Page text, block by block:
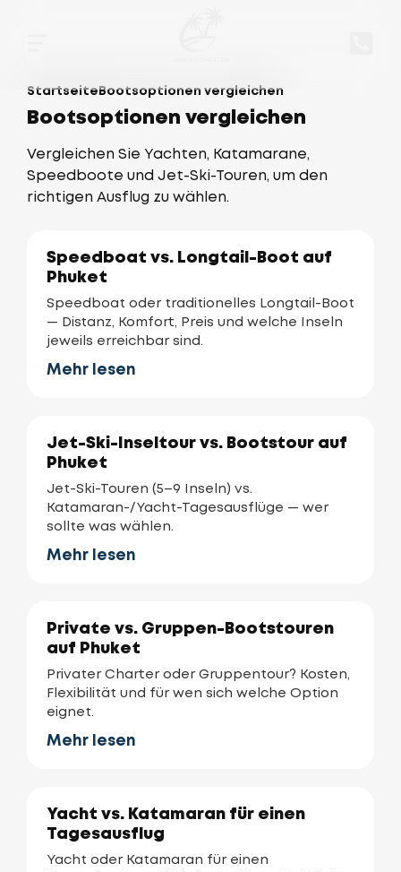
StartseiteBootsoptionen vergleichen
Bootsoptionen vergleichen
Vergleichen Sie Yachten, Katamarane,
Speedboote und Jet-Ski-Touren, um den
richtigen Ausflug zu wählen.
Speedboat vs. Longtail-Boot auf
Phuket
Speedboat oder traditionelles Longtail-Boot
— Distanz, Komfort, Preis und welche Inseln
jeweils erreichbar sind.
Mehr lesen
Jet-Ski-Inseltour vs. Bootstour auf
Phuket
Jet-Ski-Touren (5–9 Inseln) vs.
Katamaran-/Yacht-Tagesausflüge — wer
sollte was wählen.
Mehr lesen
Private vs. Gruppen-Bootstouren
auf Phuket
Privater Charter oder Gruppentour? Kosten,
Flexibilität und für wen sich welche Option
eignet.
Mehr lesen
Yacht vs. Katamaran für einen
Tagesausflug
Yacht oder Katamaran für einen